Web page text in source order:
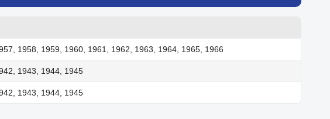
1958, 1959, 1960, 1961, 1962, 1963, 1964, 1965, 1966
1943, 1944, 1945
1943, 1944, 1945